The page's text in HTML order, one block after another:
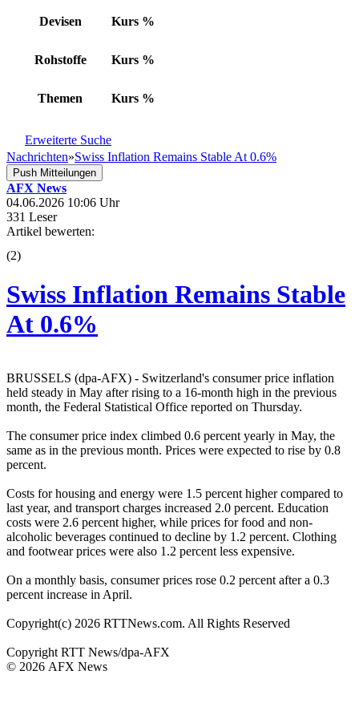
Devisen Kurs %
Rohstoffe Kurs %
Themen Kurs %
Erweiterte Suche
Nachrichten»Swiss Inflation Remains Stable At 0.6%
Push Mitteilungen
AFX News
04.06.2026 10:06 Uhr
331 Leser
Artikel bewerten:
(2)
Swiss Inflation Remains Stable
At 0.6%
BRUSSELS (dpa-AFX) - Switzerland's consumer price inflation
held steady in May after rising to a 16-month high in the previous
month, the Federal Statistical Office reported on Thursday.
The consumer price index climbed 0.6 percent yearly in May, the
same as in the previous month. Prices were expected to rise by 0.8
percent.
Costs for housing and energy were 1.5 percent higher compared to
last year, and transport charges increased 2.0 percent. Education
costs were 2.6 percent higher, while prices for food and non-
alcoholic beverages continued to decline by 1.2 percent. Clothing
and footwear prices were also 1.2 percent less expensive.
On a monthly basis, consumer prices rose 0.2 percent after a 0.3
percent increase in April.
Copyright(c) 2026 RTTNews.com. All Rights Reserved
Copyright RTT News/dpa-AFX
© 2026 AFX News